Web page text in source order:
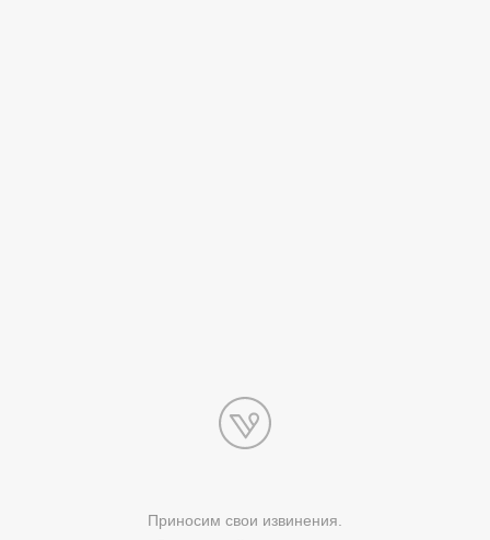
Приносим свои извинения.